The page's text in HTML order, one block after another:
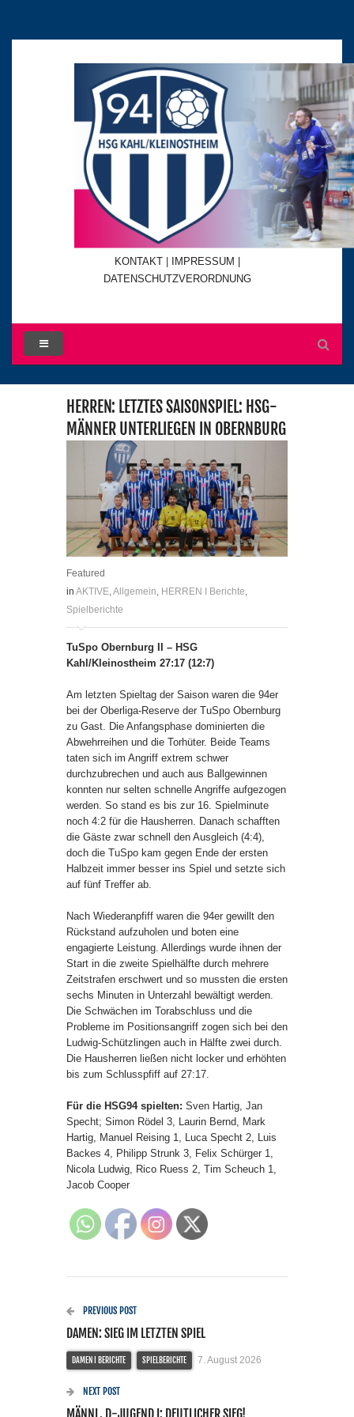
KONTAKT | IMPRESSUM |
DATENSCHUTZVERORDNUNG
HERREN: LETZTES SAISONSPIEL: HSG-
MÄNNER UNTERLIEGEN IN OBERNBURG
Featured
in AKTIVE Allgemein HERREN I Berichte
Spielberichte
TuSpo Obernburg II – HSG
Kahl/Kleinostheim 27:17 (12:7)
Am letzten Spieltag der Saison waren die 94er
bei der Oberliga-Reserve der TuSpo Obernburg
zu Gast. Die Anfangsphase dominierten die
Abwehrreihen und die Torhüter. Beide Teams
taten sich im Angriff extrem schwer
durchzubrechen und auch aus Ballgewinnen
konnten nur selten schnelle Angriffe aufgezogen
werden. So stand es bis zur 16. Spielminute
noch 4:2 für die Hausherren. Danach schafften
die Gäste zwar schnell den Ausgleich (4:4),
doch die TuSpo kam gegen Ende der ersten
Halbzeit immer besser ins Spiel und setzte sich
auf fünf Treffer ab.
Nach Wiederanpfiff waren die 94er gewillt den
Rückstand aufzuholen und boten eine
engagierte Leistung. Allerdings wurde ihnen der
Start in die zweite Spielhälfte durch mehrere
Zeitstrafen erschwert und so mussten die ersten
sechs Minuten in Unterzahl bewältigt werden.
Die Schwächen im Torabschluss und die
Probleme im Positionsangriff zogen sich bei den
Ludwig-Schützlingen auch in Hälfte zwei durch.
Die Hausherren ließen nicht locker und erhöhten
bis zum Schlusspfiff auf 27:17.
Für die HSG94 spielten: Sven Hartig, Jan
Specht; Simon Rödel 3, Laurin Bernd, Mark
Hartig, Manuel Reising 1, Luca Specht 2, Luis
Backes 4, Philipp Strunk 3, Felix Schürger 1,
Nicola Ludwig, Rico Ruess 2, Tim Scheuch 1,
Jacob Cooper
PREVIOUS POST
DAMEN: SIEG IM LETZTEN SPIEL
DAMEN I BERICHTE SPIELBERICHTE 7. August 2026
NEXT POST
MÄNNL. D-JUGEND I: DEUTLICHER SIEG!